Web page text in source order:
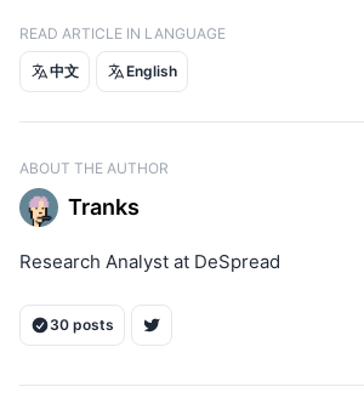
bobdbldr’s X post
READ ARTICLE IN LANGUAGE
中文 English
ABOUT THE AUTHOR
Tranks
Research Analyst at DeSpread
30 posts